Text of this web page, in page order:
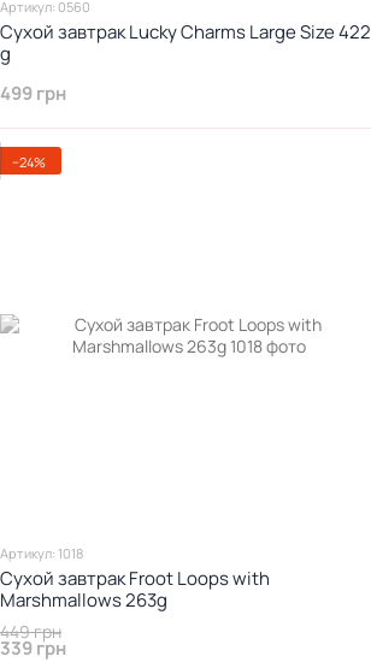
Артикул: 0560
Сухой завтрак Lucky Charms Large Size 422
g
499 грн
−24%
Артикул: 1018
Сухой завтрак Froot Loops with
Marshmallows 263g
449 грн
339 грн